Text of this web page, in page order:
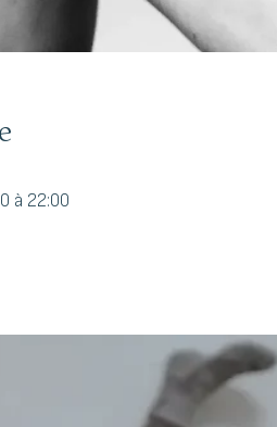
à 22:00